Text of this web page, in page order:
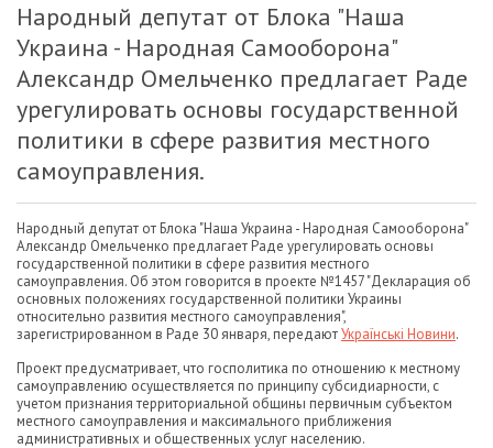
Народный депутат от Блока "Наша
Украина - Народная Самооборона"
Александр Омельченко предлагает Раде
урегулировать основы государственной
политики в сфере развития местного
самоуправления.
Народный депутат от Блока "Наша Украина - Народная Самооборона"
Александр Омельченко предлагает Раде урегулировать основы
государственной политики в сфере развития местного
самоуправления. Об этом говорится в проекте №1457 "Декларация об
основных положениях государственной политики Украины
относительно развития местного самоуправления",
зарегистрированном в Раде 30 января, передаютУкраїнські Новини.
Проект предусматривает, что госполитика по отношению к местному
самоуправлению осуществляется по принципу субсидиарности, с
учетом признания территориальной общины первичным субъектом
местного самоуправления и максимального приближения
административных и общественных услуг населению.